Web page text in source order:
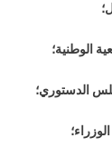
الوطنية؛
الدستوري؛